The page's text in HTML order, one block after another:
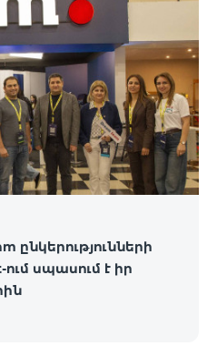
ընկերությունների
ում սպասում է իր